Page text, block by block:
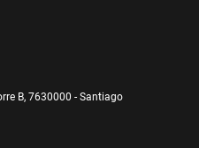
B, 7630000 - Santiago